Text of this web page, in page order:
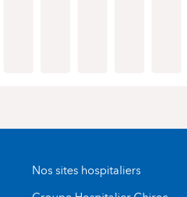
Nos sites hospitaliers